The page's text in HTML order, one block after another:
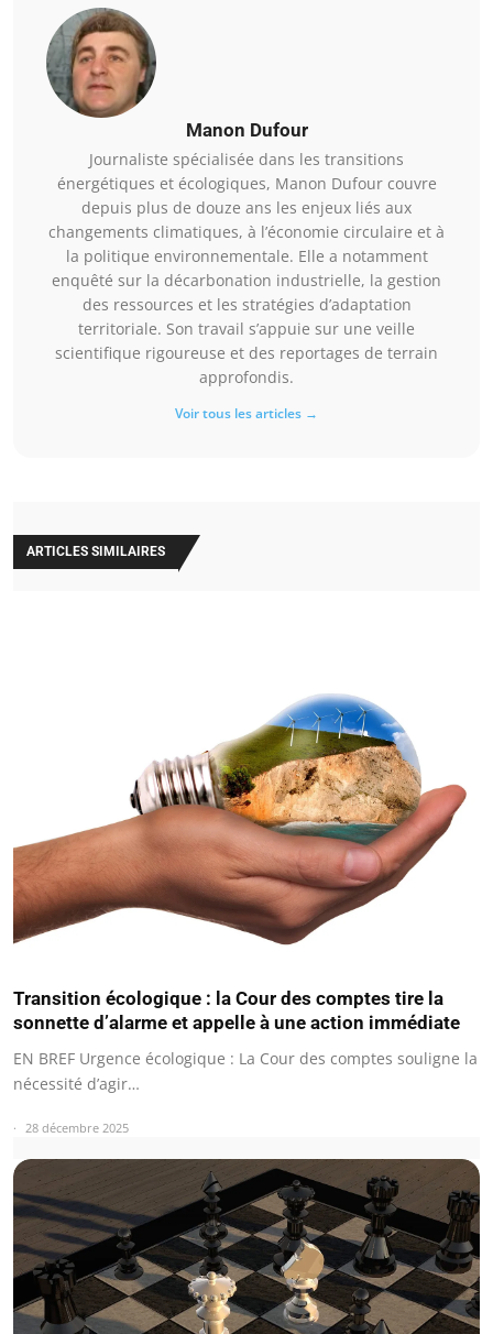
Manon Dufour
Journaliste spécialisée dans les transitions
énergétiques et écologiques, Manon Dufour couvre
depuis plus de douze ans les enjeux liés aux
changements climatiques, à l’économie circulaire et à
la politique environnementale. Elle a notamment
enquêté sur la décarbonation industrielle, la gestion
des ressources et les stratégies d’adaptation
territoriale. Son travail s’appuie sur une veille
scientifique rigoureuse et des reportages de terrain
approfondis.
Voir tous les articles →
ARTICLES SIMILAIRES
Transition écologique : la Cour des comptes tire la
sonnette d’alarme et appelle à une action immédiate
EN BREF Urgence écologique : La Cour des comptes souligne la
nécessité d’agir…
28 décembre 2025